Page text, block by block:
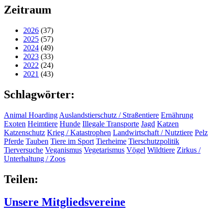
Zeitraum
2026 (37)
2025 (57)
2024 (49)
2023 (33)
2022 (24)
2021 (43)
Schlagwörter:
Animal Hoarding Auslandstierschutz / Straßentiere Ernährung
Exoten Heimtiere Hunde Illegale Transporte Jagd Katzen
Katzenschutz Krieg / Katastrophen Landwirtschaft / Nutztiere Pelz
Pferde Tauben Tiere im Sport Tierheime Tierschutzpolitik
Tierversuche Veganismus Vegetarismus Vögel Wildtiere Zirkus /
Unterhaltung / Zoos
Teilen:
Unsere Mitgliedsvereine